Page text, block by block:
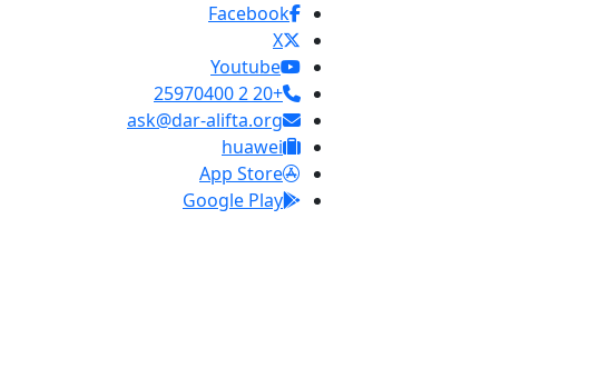
Facebook
X
Youtube
+20 2 25970400
ask@dar-alifta.org
huawei
App Store
Google Play